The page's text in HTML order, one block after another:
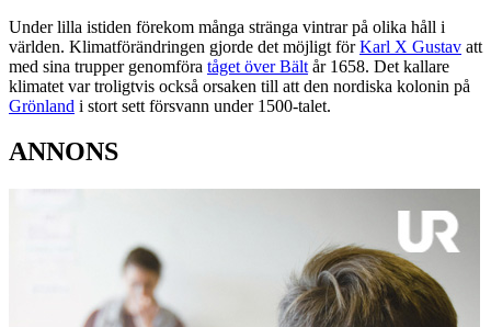
Under lilla istiden förekom många stränga vintrar på olika håll i
världen. Klimatförändringen gjorde det möjligt förKarl X Gustav att
med sina trupper genomföra tåget över Bält år 1658. Det kallare
klimatet var troligtvis också orsaken till att den nordiska kolonin på
Grönland i stort sett försvann under 1500-talet.
ANNONS